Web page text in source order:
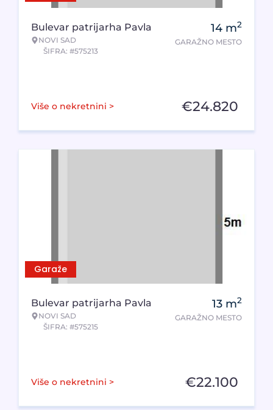
Bulevar patrijarha Pavla
NOVI SAD
ŠIFRA: #575213
14 m2
GARAŽNO MESTO
Više o nekretnini > €24.820
Garaže
Bulevar patrijarha Pavla
NOVI SAD
ŠIFRA: #575215
13 m2
GARAŽNO MESTO
Više o nekretnini > €22.100